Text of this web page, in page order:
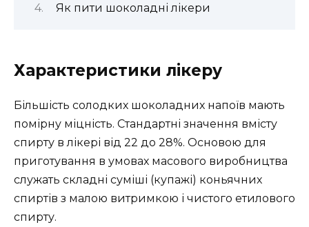
Як пити шоколадні лікери
Характеристики лікеру
Більшість солодких шоколадних напоїв мають
помірну міцність. Стандартні значення вмісту
спирту в лікері від 22 до 28%. Основою для
приготування в умовах масового виробництва
служать складні суміші (купажі) коньячних
спиртів з малою витримкою і чистого етилового
спирту.